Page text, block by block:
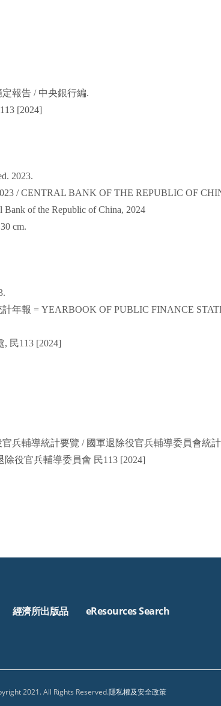
定報告 / 中央銀行編.
113 [2024]
2023.
/ CENTRAL BANK OF THE REPUBLIC OF
Bank of the Republic of China, 2024
cm.
年報 = YEARBOOK OF PUBLIC FINANCE
, 民113 [2024]
兵輔導統計要覽 / 國軍退除役官兵輔導委員會統
除役官兵輔導委員會 民113 [2024]
經濟所出版品 eResources Search
2021. All Rights Reserved.隱私權及安全政策